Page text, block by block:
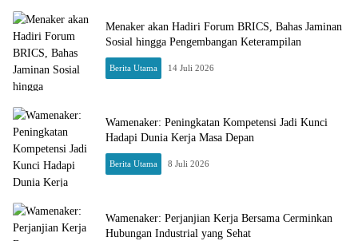
Menaker akan Hadiri Forum BRICS, Bahas Jaminan
Sosial hingga Pengembangan Keterampilan
Berita Utama 14 Juli 2026
Wamenaker: Peningkatan Kompetensi Jadi Kunci
Hadapi Dunia Kerja Masa Depan
Berita Utama 8 Juli 2026
Wamenaker: Perjanjian Kerja Bersama Cerminkan
Hubungan Industrial yang Sehat